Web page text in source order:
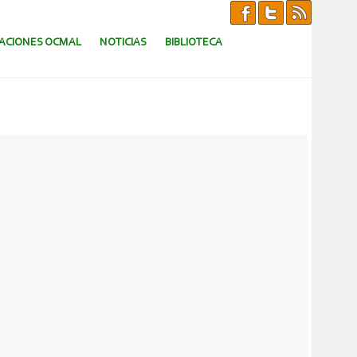
OCMAL NOTICIAS BIBLIOTECA